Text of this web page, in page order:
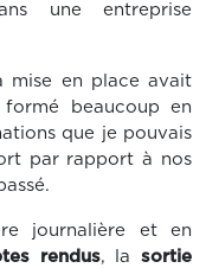
une entreprise
mise en place avait
beaucoup en
que je pouvais
par rapport à nos
journalière et en
rendus, la sortie